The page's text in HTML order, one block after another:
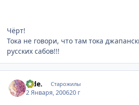
Чёрт!
Тока не говори, что там тока
русских сабов!!!
hide. Старожилы
2 Января, 200620 г